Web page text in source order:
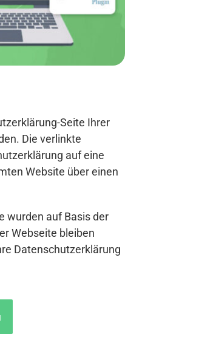
Seite Ihrer
Die verlinkte
auf eine
Website über einen
wurden auf Basis der
Webseite bleiben
Datenschutzerklärung